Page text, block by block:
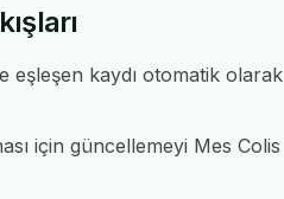
eşleşen kaydı otomatik olarak
için güncellemeyi Mes Colis